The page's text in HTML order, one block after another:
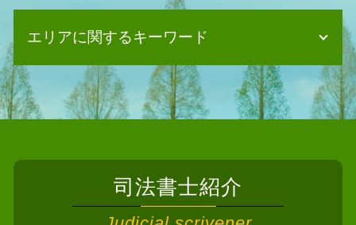
債務整理 相談
任意整理 和解後 借り入れ
債務整理 流れ
自己破産 できない
債務整理 任意整理
債務整理 任意整理 自己破産
債務整理 持ち家
個人再生 住宅ローン
消滅時効 中断
遺言書 書き方
相続 相続人
遺産分割協議 期限
相続 関係図
遺産分割協議書 必要書類
遺産分割協議 登記 必要書類
相続 調査
エリアに関するキーワード
相続 司法書士 和泉市
相続 司法書士 忠岡町
相続 司法書士 交野市
債務整理 司法書士 河内長野市
司法書士紹介